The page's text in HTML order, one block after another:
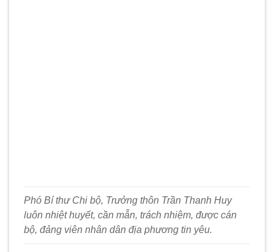
Phó Bí thư Chi bộ, Trưởng thôn Trần Thanh Huy
luôn nhiệt huyết, cần mẫn, trách nhiệm, được cán
bộ, đảng viên nhân dân địa phương tin yêu.